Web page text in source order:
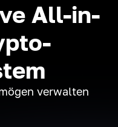
All-in-
verwalten